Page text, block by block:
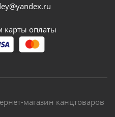
оплаты
магазин канцтоваров